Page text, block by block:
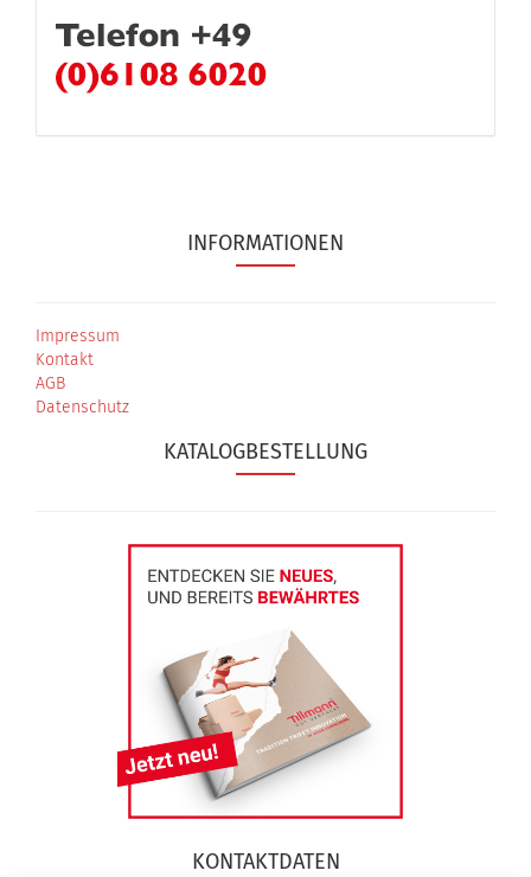
INFORMATIONEN
Impressum
Kontakt
AGB
Datenschutz
KATALOGBESTELLUNG
KONTAKTDATEN